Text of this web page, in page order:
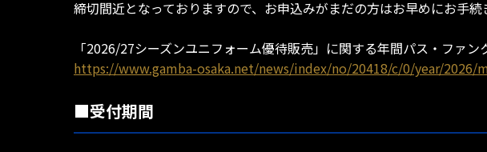
締切間近となっておりますので、お申込みがまだの方はお早めにお手続
「2026/27シーズンユニフォーム優待販売」に関する年間パス・ファ
https://www.gamba-osaka.net/news/index/no/20418/c/0/year/2026/
■受付期間